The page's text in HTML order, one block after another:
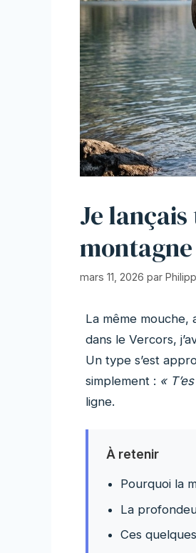
Je
montagne
mars 11, 2026 par
La même mouche,
dans le Vercors,
Un type s’est
simplement : «
ligne.
À retenir
Pourquoi la
La
Ces